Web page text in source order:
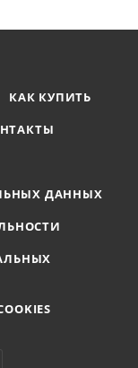
КАК КУПИТЬ
ДАННЫХ